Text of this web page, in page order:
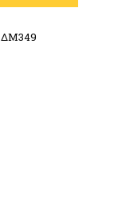
ΔΜ349